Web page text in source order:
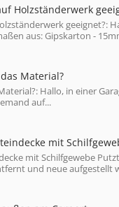
Holzständerwerk
aus: Gipskarton -
Material?
Hallo, in einer
auf...
mit
mit Schilfgewebe
und neue aufgestellt